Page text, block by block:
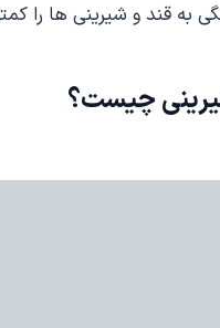
به قند و شیرینی ها را
چیست؟